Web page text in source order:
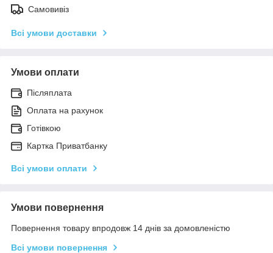
Самовивіз
Всі умови доставки
Умови оплати
Післяплата
Оплата на рахунок
Готівкою
Картка Приватбанку
Всі умови оплати
Умови повернення
Повернення товару впродовж 14 днів за домовленістю
Всі умови повернення